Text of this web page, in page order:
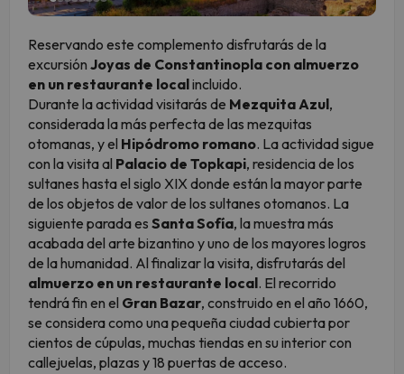
Reservando este complemento disfrutarás de la
excursión Joyas de Constantinopla con almuerzo
en un restaurante localincluido.
Durante la actividad visitarás de Mezquita Azul,
considerada la más perfecta de las mezquitas
otomanas, y el Hipódromo romano. La actividad sigue
con la visita al Palacio de Topkapi, residencia de los
sultanes hasta el siglo XIX donde están la mayor parte
de los objetos de valor de los sultanes otomanos. La
siguiente parada es Santa Sofía, la muestra más
acabada del arte bizantino y uno de los mayores logros
de la humanidad. Al finalizar la visita, disfrutarás del
almuerzo en un restaurante local. El recorrido
tendrá fin en el Gran Bazar, construido en el año 1660,
se considera como una pequeña ciudad cubierta por
cientos de cúpulas, muchas tiendas en su interior con
callejuelas, plazas y 18 puertas de acceso.